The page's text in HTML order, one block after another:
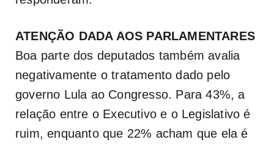
ATENÇÃO DADA AOS PARLAMENTARES
Boa parte dos deputados também avalia
negativamente o tratamento dado pelo
governo Lula ao Congresso. Para 43%, a
relação entre o Executivo e o Legislativo é
ruim, enquanto que 22% acham que ela é